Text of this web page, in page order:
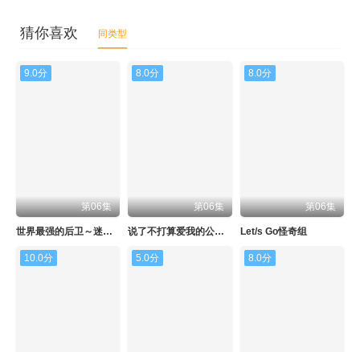
猜你喜欢 同类型
9.0分
第06集
世界最强的后卫～迷宫国的新人探索者～
8.0分
第06集
说了不打算爱我的公爵继承人，不知为何对我宠爱有加
8.0分
第06集
Let/s Go怪奇组
10.0分 5.0分 8.0分